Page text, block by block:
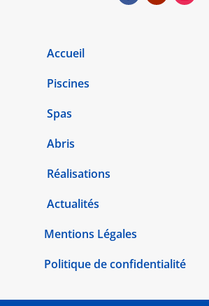
Accueil
Piscines
Spas
Abris
Réalisations
Actualités
Mentions Légales
Politique de confidentialité